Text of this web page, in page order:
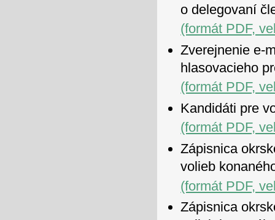
o delegovaní
(formát PDF,
Zverejnenie e-
hlasovacieho
(formát PDF,
Kandidáti pre
(formát PDF,
Zápisnica
volieb
(formát PDF,
Zápisnica